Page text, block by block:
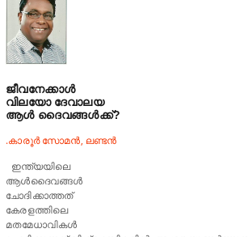
ജീവനേക്കാൾ
വിലയോ ദേവാലയ
ആൾ ദൈവങ്ങൾക്ക്?
.കാരൂർ സോമൻ, ലണ്ടൻ
ഇന്ത്യയിലെ
ആൾദൈവങ്ങൾ
ചോദിക്കാത്തത്
കേരളത്തിലെ
മതമേധാവികൾ